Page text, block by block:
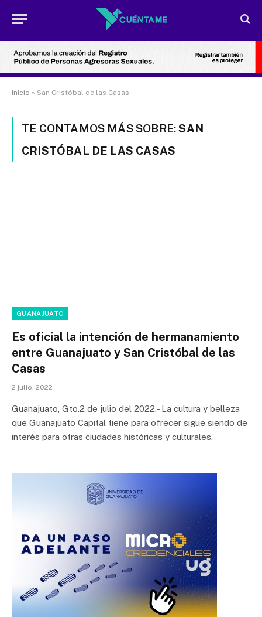
Inicio » San Cristóbal de las Casas
TE CONTAMOS MÁS SOBRE:SAN
CRISTÓBAL DE LAS CASAS
GUANAJUATO
Es oficial la intención de hermanamiento
entre Guanajuato y San Cristóbal de las
Casas
2 julio, 2022
Guanajuato, Gto.2 de julio del 2022.- La cultura y belleza
que Guanajuato Capital tiene para ofrecer sigue siendo de
interés para otras ciudades históricas y culturales.